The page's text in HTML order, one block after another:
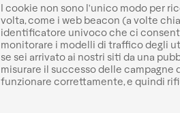
I cookie non sono l'unico modo per
volta, come i web beacon (a volte
identificatore univoco che ci
monitorare i modelli di traffico degli
se sei arrivato ai nostri siti da una
misurare il successo delle
funzionare correttamente, e quindi